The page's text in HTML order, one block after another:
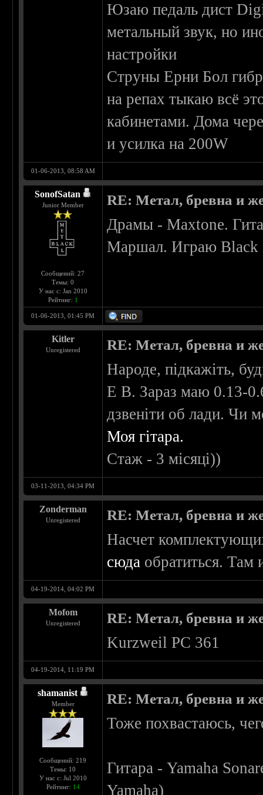
Юзаю педаль дист
метальный звук, но
настройки
Струны Ерни Бол
на репах тыкаю всё
кабинетами. Дома
и усилка на 200W
01-06-2013, 08:58 AM
SonofSatan
Junior Member
Сообщений: 27
Темы: 0
У нас с: Jan 2010
Рейтинг: 1
RE: Метал, бревна и
Драмы - Maxtone.
Маршал. Играю Black
01-06-2013, 01:45 PM
Kitler
Unregistered RE: Метал, бревна и
Народе, підкажіть,
E B. Зараз маю 0.13-
дзвеніти об лади. Чи
Моя гітара.
Стаж - 3 місяці))
03-11-2013, 04:34 PM
Zonderman
Unregistered RE: Метал, бревна и
Насчет
сюда обратиться. Там
04-19-2014, 04:02 PM
Mofom
Unregistered RE: Метал, бревна и
Kurzweil PC 361
04-19-2014, 11:19 PM
shamanist
Member
Сообщений: 219
Темы: 10
У нас с: Jul 2010
Рейтинг: 14
RE: Метал, бревна и
Тоже похвастаюсь,
Гитара - Yamaha
Yamaha)